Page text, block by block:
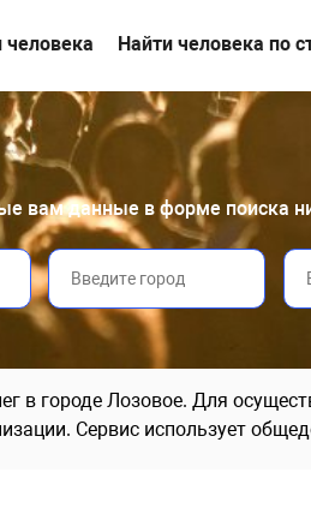
человека Найти человека по
вам данные в форме поиска
городе Лозовое. Для
Сервис использует